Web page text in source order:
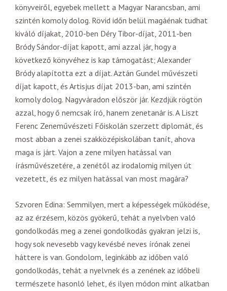
könyveiről, egyebek mellett a Magyar Narancsban, ami
szintén komoly dolog. Rövid időn belül magáénak tudhat
kiváló díjakat, 2010-ben Déry Tibor-díjat, 2011-ben
Bródy Sándor-díjat kapott, ami azzal jár, hogy a
következő könyvéhez is kap támogatást; Alexander
Bródy alapította ezt a díjat. Aztán Gundel művészeti
díjat kapott, és Artisjus díjat 2013-ban, ami szintén
komoly dolog. Nagyváradon először jár. Kezdjük rögtön
azzal, hogy ő nemcsak író, hanem zenetanár is. A Liszt
Ferenc Zeneművészeti Főiskolán szerzett diplomát, és
most abban a zenei szakközépiskolában tanít, ahova
maga is járt. Vajon a zene milyen hatással van
írásművészetére, a zenétől az irodalomig milyen út
vezetett, és ez milyen hatással van most magára?
Szvoren Edina: Semmilyen, mert a képességek működése,
az az érzésem, közös gyökerű, tehát a nyelvben való
gondolkodás meg a zenei gondolkodás gyakran jelzi is,
hogy sok nevesebb vagy kevésbé neves írónak zenei
háttere is van. Gondolom, leginkább az időben való
gondolkodás, tehát a nyelvnek és a zenének az időbeli
természete hasonló lehet, és ilyen módon mint alkatban